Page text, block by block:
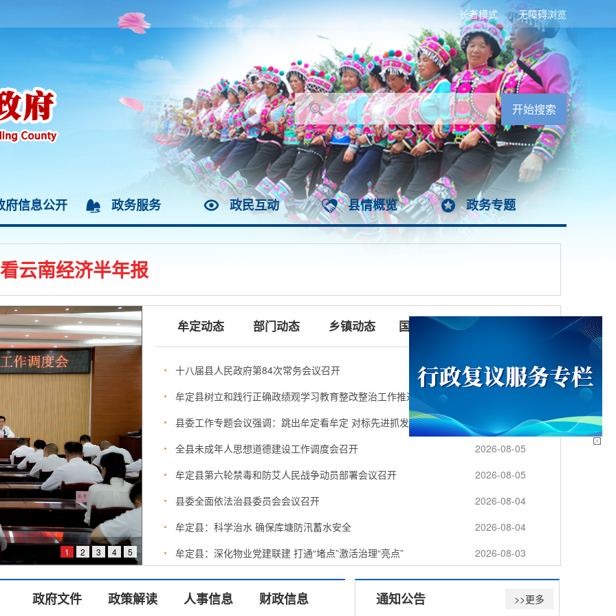
无障碍浏览
长者模式
府信息公开 政务服务 政民互动 县情概览 政务专题
云南经济半年报
1 2 3 4 5
牟定动态 部门动态 乡镇动态 国务院信息 省政府信息
2026-08-05
十八届县人民政府第84次常务会议召开
牟定县树立和践行正确政绩观学习教育整改整治工作推进会议召开
2026-08-05
县委工作专题会议强调：跳出牟定看牟定 对标先进抓发展
2026-08-05
全县未成年人思想道德建设工作调度会召开
2026-08-05
牟定县第六轮禁毒和防艾人民战争动员部署会议召开
2026-08-04
县委全面依法治县委员会会议召开
2026-08-04
牟定县：科学治水 确保库塘防汛蓄水安全
2026-08-03
牟定县：深化物业党建联建 打通“堵点”激活治理“亮点”
政府文件 政策解读 人事信息 财政信息 通知公告 >>更多